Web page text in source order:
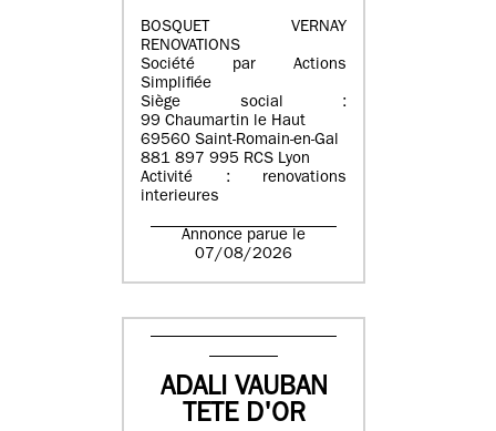
BOSQUET VERNAY
RENOVATIONS
Société par Actions
Simplifiée
Siège social :
99 Chaumartin le Haut
69560 Saint-Romain-en-Gal
881 897 995 RCS Lyon
Activité : renovations
interieures
Annonce parue le
07/08/2026
ADALI VAUBAN
TETE D'OR